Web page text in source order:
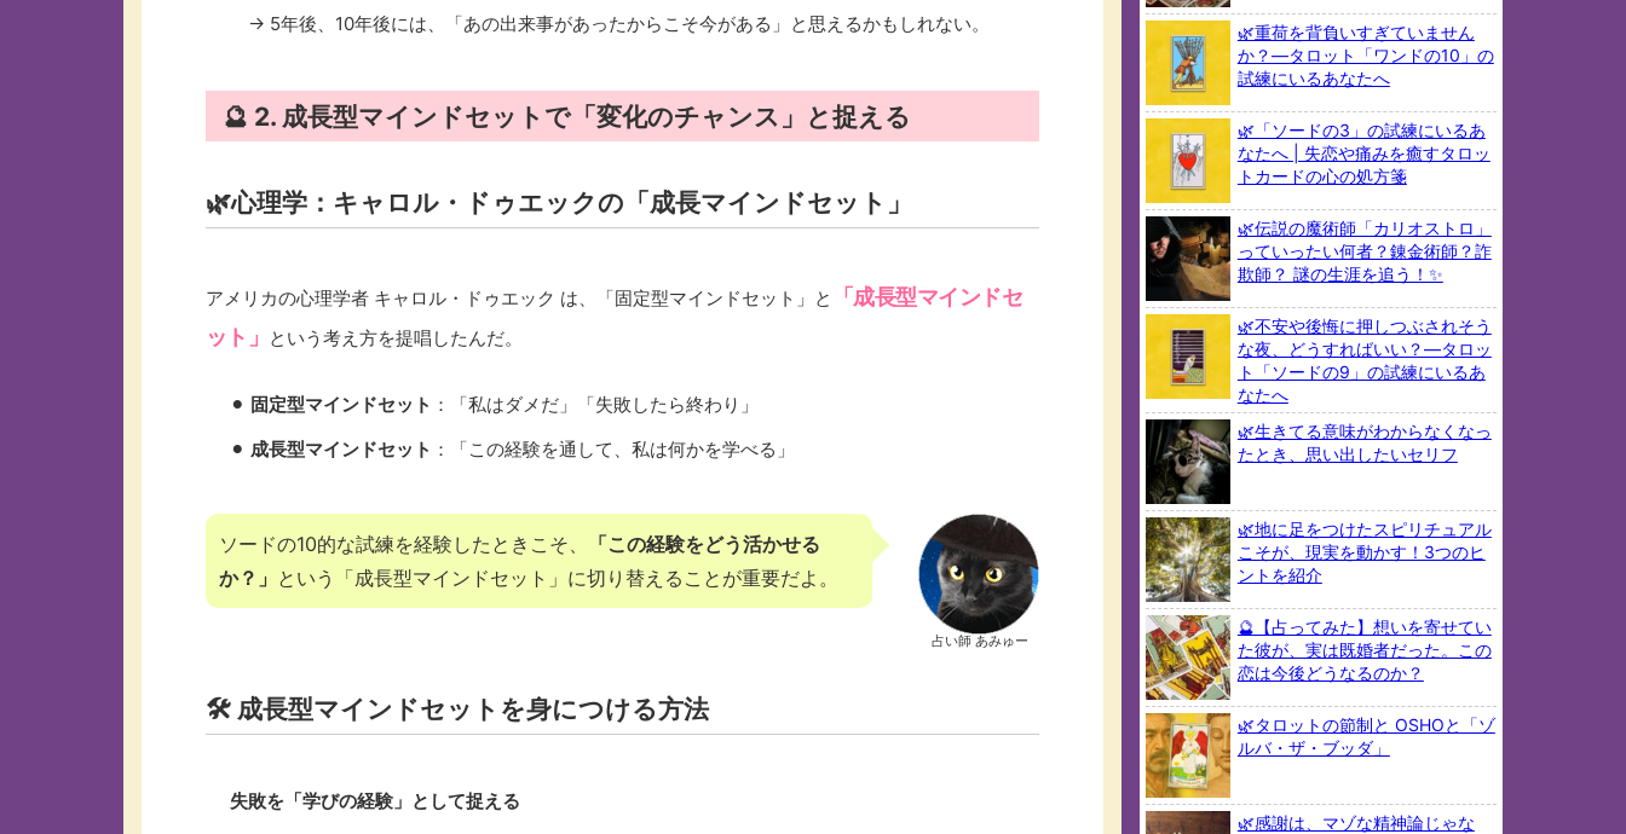
→ 5年後、10年後には、「あの出来事があったからこそ今がある」と思えるかもしれない。
🔮 2. 成長型マインドセットで「変化のチャンス」と捉える
🌿心理学：キャロル・ドゥエックの「成長マインドセット」
アメリカの心理学者 キャロル・ドゥエック は、「固定型マインドセット」と
「成長型マインドセ
ット」 という考え方を提唱したんだ。
⚫︎ 固定型マインドセット ：「私はダメだ」「失敗したら終わり」
⚫︎ 成長型マインドセット ：「この経験を通して、私は何かを学べる」
占い師 あみゅー
ソードの10的な試練を経験したときこそ、
「この経験をどう活かせる
か？」 という「成長型マインドセット」に切り替えることが重要だよ。
🛠️ 成長型マインドセットを身につける方法
失敗を「学びの経験」として捉える
🌿重荷を背負いすぎていません
か？—タロット「ワンドの10」の
試練にいるあなたへ
🌿「ソードの3」の試練にいるあ
なたへ | 失恋や痛みを癒すタロッ
トカードの心の処方箋
🌿伝説の魔術師「カリオストロ」
っていったい何者？錬金術師？詐
欺師？ 謎の生涯を追う！✨
🌿不安や後悔に押しつぶされそう
な夜、どうすればいい？—タロッ
ト「ソードの9」の試練にいるあ
なたへ
🌿生きてる意味がわからなくなっ
たとき、思い出したいセリフ
🌿地に足をつけたスピリチュアル
こそが、現実を動かす！3つのヒ
ントを紹介
🔮【占ってみた】想いを寄せてい
た彼が、実は既婚者だった。この
恋は今後どうなるのか？
🌿タロットの節制と OSHOと「ゾ
ルバ・ザ・ブッダ」
🌿感謝は、マゾな精神論じゃな